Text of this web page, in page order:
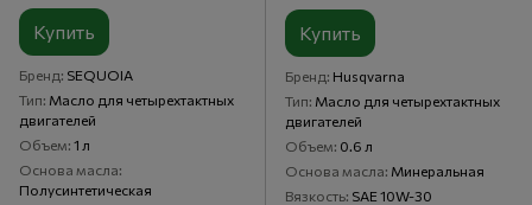
Купить
Бренд SEQUOIA
Тип Масло для четырехтактных
двигателей
Объем 1 л
Основа масла
Полусинтетическая
Купить
Бренд Husqvarna
Тип Масло для четырехтактных
двигателей
Объем 0.6 л
Основа масла Минеральная
Вязкость SAE 10W-30